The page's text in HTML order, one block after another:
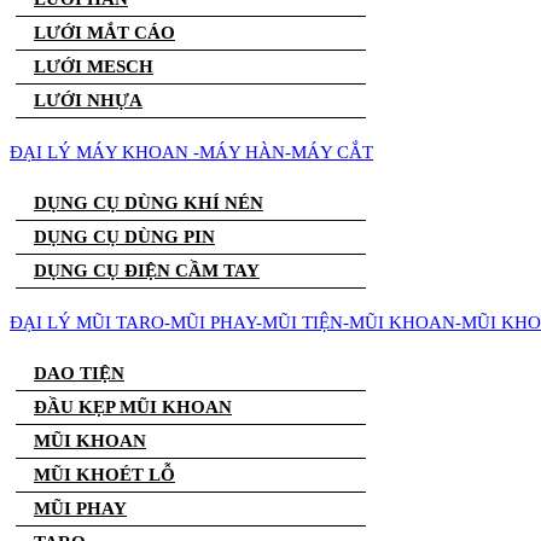
LƯỚI MẮT CÁO
LƯỚI MESCH
LƯỚI NHỰA
ĐẠI LÝ MÁY KHOAN -MÁY HÀN-MÁY CẮT
DỤNG CỤ DÙNG KHÍ NÉN
DỤNG CỤ DÙNG PIN
DỤNG CỤ ĐIỆN CẦM TAY
ĐẠI LÝ MŨI TARO-MŨI PHAY-MŨI TIỆN-MŨI KHOAN-MŨI
DAO TIỆN
ĐẦU KẸP MŨI KHOAN
MŨI KHOAN
MŨI KHOÉT LỖ
MŨI PHAY